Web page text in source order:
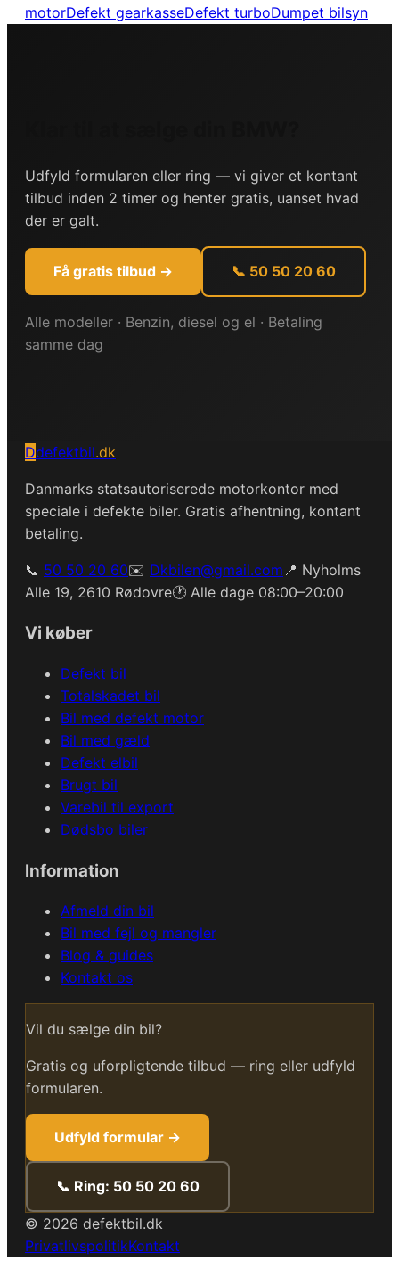
motorDefekt gearkasseDefekt turboDumpet bilsyn
Udfyld formularen eller ring — vi giver et kontant
tilbud inden 2 timer og henter gratis, uanset hvad
der er galt.
Få gratis tilbud → 📞 50 50 20 60
Alle modeller · Benzin, diesel og el · Betaling
samme dag
Ddefektbil.dk
Danmarks statsautoriserede motorkontor med
speciale i defekte biler. Gratis afhentning, kontant
betaling.
📞 50 50 20 60✉️ Dkbilen@gmail.com 📍 Nyholms
Alle 19, 2610 Rødovre🕐 Alle dage 08:00–20:00
Vi køber
Defekt bil
Totalskadet bil
Bil med defekt motor
Bil med gæld
Defekt elbil
Brugt bil
Varebil til export
Dødsbo biler
Information
Afmeld din bil
Bil med fejl og mangler
Blog & guides
Kontakt os
Vil du sælge din bil?
Gratis og uforpligtende tilbud — ring eller udfyld
formularen.
Udfyld formular →
📞 Ring: 50 50 20 60
© 2026 defektbil.dk
PrivatlivspolitikKontakt